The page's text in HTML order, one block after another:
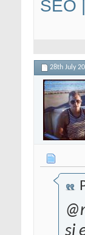
SEO
28th July
si